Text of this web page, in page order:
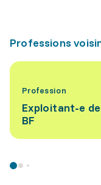
Professions
Profession
Exploitant-e
BF